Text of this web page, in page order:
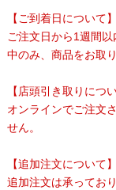
【ご到着日について】
ご注文日から1週間
中のみ、商品をお取
【店頭引き取りについ
オンラインでご注文
せん。
【追加注文について】
追加注文は承ってお